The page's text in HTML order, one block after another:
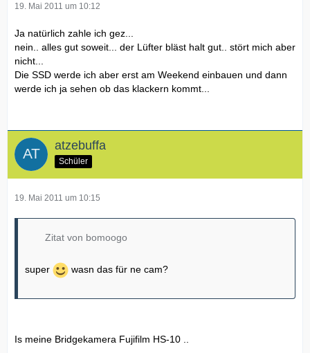
19. Mai 2011 um 10:12
Ja natürlich zahle ich gez...
nein.. alles gut soweit... der Lüfter bläst halt gut.. stört mich aber
nicht...
Die SSD werde ich aber erst am Weekend einbauen und dann
werde ich ja sehen ob das klackern kommt...
atzebuffa
Schüler
19. Mai 2011 um 10:15
Zitat von bomoogo
super wasn das für ne cam?
Is meine Bridgekamera Fujifilm HS-10 ..